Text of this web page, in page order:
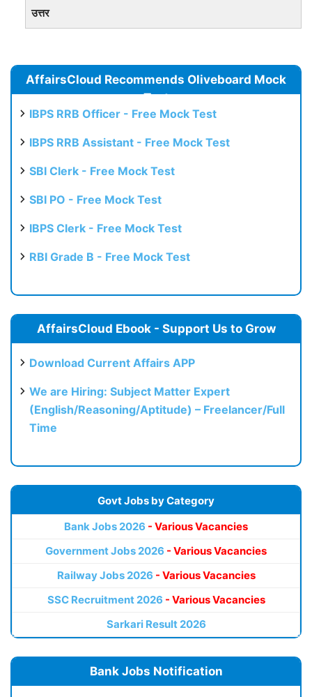
उत्तर
AffairsCloud Recommends Oliveboard Mock
Test
IBPS RRB Officer - Free Mock Test
IBPS RRB Assistant - Free Mock Test
SBI Clerk - Free Mock Test
SBI PO - Free Mock Test
IBPS Clerk - Free Mock Test
RBI Grade B - Free Mock Test
AffairsCloud Ebook - Support Us to Grow
Download Current Affairs APP
We are Hiring: Subject Matter Expert
(English/Reasoning/Aptitude) – Freelancer/Full
Time
Govt Jobs by Category
Bank Jobs 2026 - Various Vacancies
Government Jobs 2026 - Various Vacancies
Railway Jobs 2026 - Various Vacancies
SSC Recruitment 2026 - Various Vacancies
Sarkari Result 2026
Bank Jobs Notification